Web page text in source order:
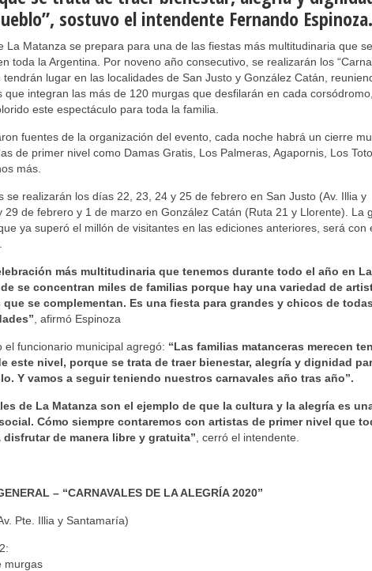
sostuvo el intendente Fernando Espinoza.
La Matanza se prepara para una de las fiestas más multitudinaria que
toda la Argentina. Por noveno año consecutivo, se realizarán los
tendrán lugar en las localidades de San Justo y González Catán,
que integran las más de 120 murgas que desfilarán en cada corsódromo,
este espectáculo para toda la familia.
fuentes de la organización del evento, cada noche habrá un cierre
de primer nivel como Damas Gratis, Los Palmeras, Agapornis, Los
más.
se realizarán los días 22, 23, 24 y 25 de febrero en San Justo (Av. Illia y
29 de febrero y 1 de marzo en González Catán (Ruta 21 y Llorente). La
ya superó el millón de visitantes en las ediciones anteriores, será con
más multitudinaria que tenemos durante todo el año en La
se concentran miles de familias porque hay una variedad de
se complementan. Es una fiesta para grandes y chicos de todas
, afirmó Espinoza
el funcionario municipal agregó: “Las familias matanceras merecen
este nivel, porque se trata de traer bienestar, alegría y dignidad
Y vamos a seguir teniendo nuestros carnavales año tras año”.
de La Matanza son el ejemplo de que la cultura y la alegría es
Cómo siempre contaremos con artistas de primer nivel que
de manera libre y gratuita” , cerró el intendente.
– “CARNAVALES DE LA ALEGRÍA 2020”
Pte. Illia y Santamaría)
murgas